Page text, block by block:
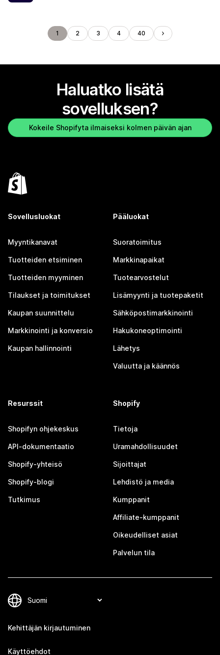
1 2 3 4 40
Haluatko lisätä
sovelluksen?
Kokeile Shopifyta ilmaiseksi kolmen päivän ajan
Sovellusluokat
Myyntikanavat
Tuotteiden etsiminen
Tuotteiden myyminen
Tilaukset ja toimitukset
Kaupan suunnittelu
Markkinointi ja konversio
Kaupan hallinnointi
Pääluokat
Suoratoimitus
Markkinapaikat
Tuotearvostelut
Lisämyynti ja tuotepaketit
Sähköpostimarkkinointi
Hakukoneoptimointi
Lähetys
Valuutta ja käännös
Resurssit
Shopifyn ohjekeskus
API-dokumentaatio
Shopify-yhteisö
Shopify-blogi
Tutkimus
Shopify
Tietoja
Uramahdollisuudet
Sijoittajat
Lehdistö ja media
Kumppanit
Affiliate-kumppanit
Oikeudelliset asiat
Palvelun tila
Kehittäjän kirjautuminen
Käyttöehdot